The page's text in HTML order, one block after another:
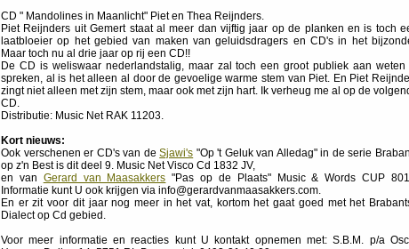
CD " Mandolines in Maanlicht" Piet en Thea Reijnders.
Piet Reijnders uit Gemert staat al meer dan vijftig jaar op de planken en is toch
laatbloeier op het gebied van maken van geluidsdragers en CD's in het
Maar toch nu al drie jaar op rij een CD!!
De CD is weliswaar nederlandstalig, maar zal toch een groot publiek aan weten
spreken, al is het alleen al door de gevoelige warme stem van Piet. En Piet
zingt niet alleen met zijn stem, maar ook met zijn hart. Ik verheug me al op de
CD.
Distributie: Music Net RAK 11203.
Kort nieuws:
Ook verschenen er CD's van deSjawi's "Op 't Geluk van Alledag" in de serie
op z'n Best is dit deel 9. Music Net Visco Cd 1832 JV,
en van Gerard van Maasakkers "Pas op de Plaats" Music & Words CUP
Informatie kunt U ook krijgen via info@gerardvanmaasakkers.com.
En er zit voor dit jaar nog meer in het vat, kortom het gaat goed met het
Dialect op Cd gebied.
Voor meer informatie en reacties kunt U kontakt opnemen met: S.B.M. p/a